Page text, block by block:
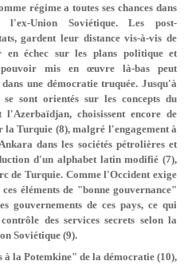
régime a toutes ses chances dans
l'ex-Union Soviétique. Les post-
gardent leur distance vis-à-vis de
échec sur les plans politique et
mis en œuvre là-bas peut
une démocratie truquée. Jusqu'à
sont orientés sur les concepts du
choisissent encore de
la Turquie (8), malgré l'engagement à
dans les sociétés pétrolières et
d'un alphabet latin modifié (7),
de Turquie. Comme l'Occident exige
éléments de "bonne gouvernance"
gouvernements de ces pays, ce qui
des services secrets selon la
Soviétique (9).
la Potemkine" de la démocratie (10),